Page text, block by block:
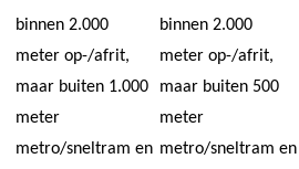
binnen 2.000
meter op-/afrit,
maar buiten 1.000
meter
metro/sneltram en
binnen 2.000
meter op-/afrit,
maar buiten 500
meter
metro/sneltram en